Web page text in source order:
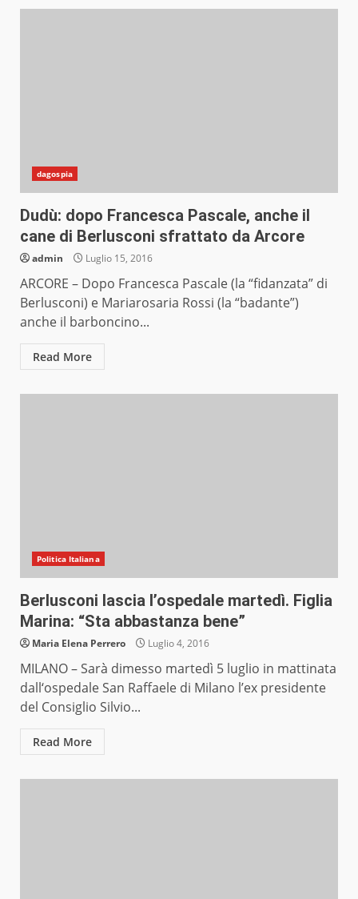
dagospia
Dudù: dopo Francesca Pascale, anche il
cane di Berlusconi sfrattato da Arcore
admin Luglio 15, 2016
ARCORE – Dopo Francesca Pascale (la “fidanzata” di
Berlusconi) e Mariarosaria Rossi (la “badante”)
anche il barboncino...
Read More
Politica Italiana
Berlusconi lascia l’ospedale martedì. Figlia
Marina: “Sta abbastanza bene”
Maria Elena Perrero Luglio 4, 2016
MILANO – Sarà dimesso martedì 5 luglio in mattinata
dall‘ospedale San Raffaele di Milano l’ex presidente
del Consiglio Silvio...
Read More